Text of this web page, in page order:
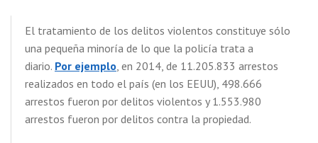
El tratamiento de los delitos violentos constituye sólo
una pequeña minoría de lo que la policía trata a
diario. Por ejemplo, en 2014, de 11.205.833 arrestos
realizados en todo el país (en los EEUU), 498.666
arrestos fueron por delitos violentos y 1.553.980
arrestos fueron por delitos contra la propiedad.